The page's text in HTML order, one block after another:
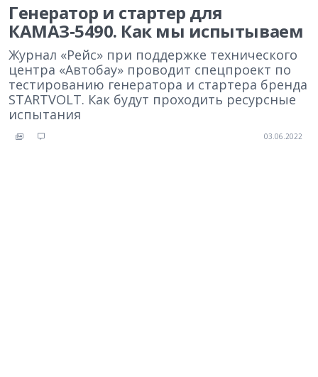
Генератор и стартер для
КАМАЗ‑5490. Как мы испытываем
Журнал «Рейс» при поддержке технического
центра «Автобау» проводит спецпроект по
тестированию генератора и стартера бренда
STARTVOLT. Как будут проходить ресурсные
испытания
03.06.2022